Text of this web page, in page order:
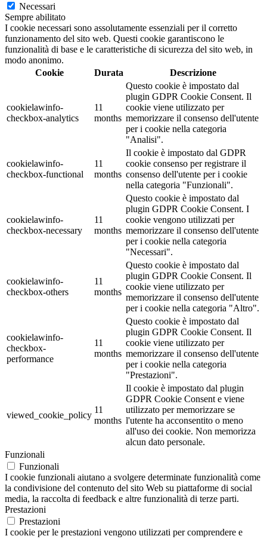
Necessari
Sempre abilitato
I cookie necessari sono assolutamente essenziali per il corretto
funzionamento del sito web. Questi cookie garantiscono le
funzionalità di base e le caratteristiche di sicurezza del sito web, in
modo anonimo.
Cookie
Durata Descrizione
cookielawinfo-
checkbox-analytics
11
months
Questo cookie è impostato dal
plugin GDPR Cookie Consent. Il
cookie viene utilizzato per
memorizzare il consenso dell'utente
per i cookie nella categoria
"Analisi".
cookielawinfo-
checkbox-functional
11
months
Il cookie è impostato dal GDPR
cookie consenso per registrare il
consenso dell'utente per i cookie
nella categoria "Funzionali".
cookielawinfo-
checkbox-necessary
11
months
Questo cookie è impostato dal
plugin GDPR Cookie Consent. I
cookie vengono utilizzati per
memorizzare il consenso dell'utente
per i cookie nella categoria
"Necessari".
cookielawinfo-
checkbox-others
11
months
Questo cookie è impostato dal
plugin GDPR Cookie Consent. Il
cookie viene utilizzato per
memorizzare il consenso dell'utente
per i cookie nella categoria "Altro".
cookielawinfo-
checkbox-
performance
11
months
Questo cookie è impostato dal
plugin GDPR Cookie Consent. Il
cookie viene utilizzato per
memorizzare il consenso dell'utente
per i cookie nella categoria
"Prestazioni".
viewed_cookie_policy
11
months
Il cookie è impostato dal plugin
GDPR Cookie Consent e viene
utilizzato per memorizzare se
l'utente ha acconsentito o meno
all'uso dei cookie. Non memorizza
alcun dato personale.
Funzionali
Funzionali
I cookie funzionali aiutano a svolgere determinate funzionalità come
la condivisione del contenuto del sito Web su piattaforme di social
media, la raccolta di feedback e altre funzionalità di terze parti.
Prestazioni
Prestazioni
I cookie per le prestazioni vengono utilizzati per comprendere e